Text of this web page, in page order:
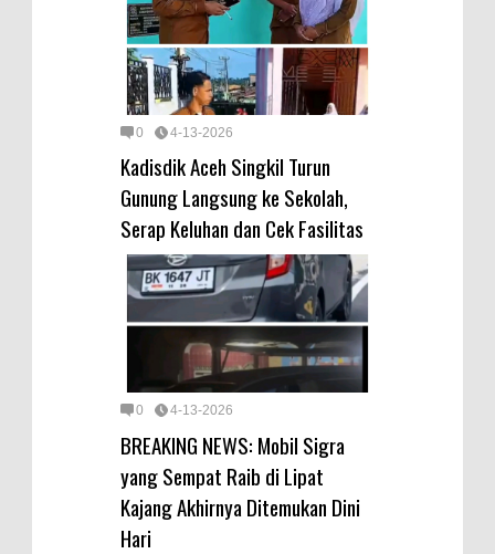
0 4-13-2026
Kadisdik Aceh Singkil Turun
Gunung Langsung ke Sekolah,
Serap Keluhan dan Cek Fasilitas
0 4-13-2026
BREAKING NEWS: Mobil Sigra
yang Sempat Raib di Lipat
Kajang Akhirnya Ditemukan Dini
Hari